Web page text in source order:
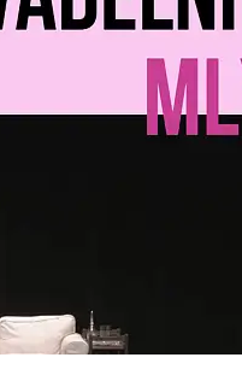
15. až 18. října KD
a inspirace 15. až 18.
GOOUT -
Představ si čtyři dny